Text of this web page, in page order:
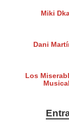
Miki
Dani
Los
Musical